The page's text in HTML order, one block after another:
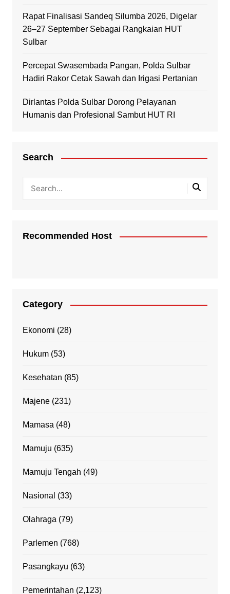
Rapat Finalisasi Sandeq Silumba 2026, Digelar
26–27 September Sebagai Rangkaian HUT
Sulbar
Percepat Swasembada Pangan, Polda Sulbar
Hadiri Rakor Cetak Sawah dan Irigasi Pertanian
Dirlantas Polda Sulbar Dorong Pelayanan
Humanis dan Profesional Sambut HUT RI
Search
Recommended Host
Category
Ekonomi (28)
Hukum(53)
Kesehatan (85)
Majene(231)
Mamasa (48)
Mamuju (635)
Mamuju Tengah (49)
Nasional (33)
Olahraga (79)
Parlemen (768)
Pasangkayu (63)
Pemerintahan (2,123)